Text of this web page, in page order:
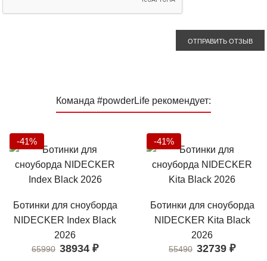
ОТПРАВИТЬ ОТЗЫВ
Команда #powderLife рекомендует:
-41%
Ботинки для сноуборда
NIDECKER Index Black
2026
65990 38934 ₽
-41%
Ботинки для сноуборда
NIDECKER Kita Black
2026
55490 32739 ₽